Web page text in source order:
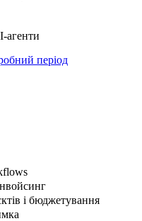
агенти
період
і бюджетування